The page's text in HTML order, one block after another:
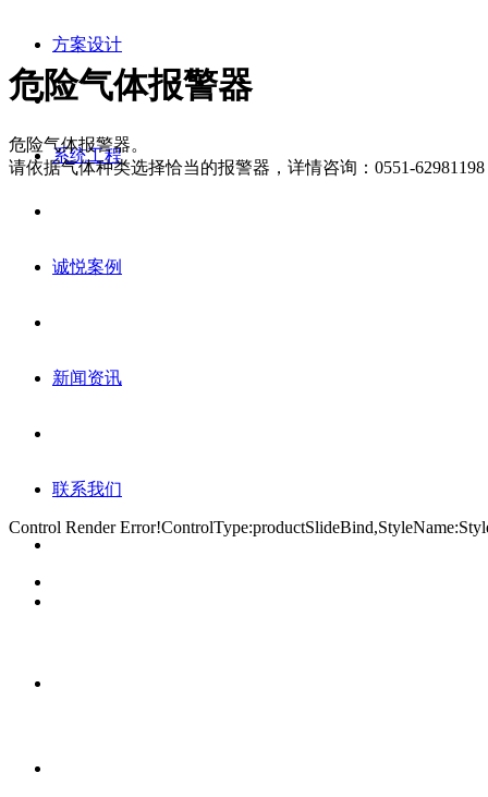
方案设计
系统工程
诚悦案例
新闻资讯
联系我们
危险气体报警器
危险气体报警器。
请依据气体种类选择恰当的报警器，详情咨询：0551-62981198
Control Render